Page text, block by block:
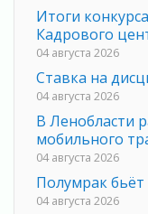
Итоги
Кадрового
04 августа 2026
Ставка на
04 августа 2026
В Ленобласти
мобильного
04 августа 2026
Полумрак
04 августа 2026